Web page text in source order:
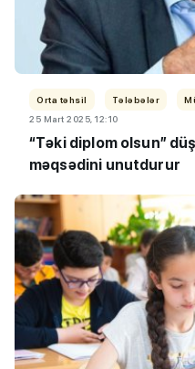
Orta təhsil Tələbələr
25 Mart 2025, 12:10
“Təki diplom olsun”
məqsədini unutdurur